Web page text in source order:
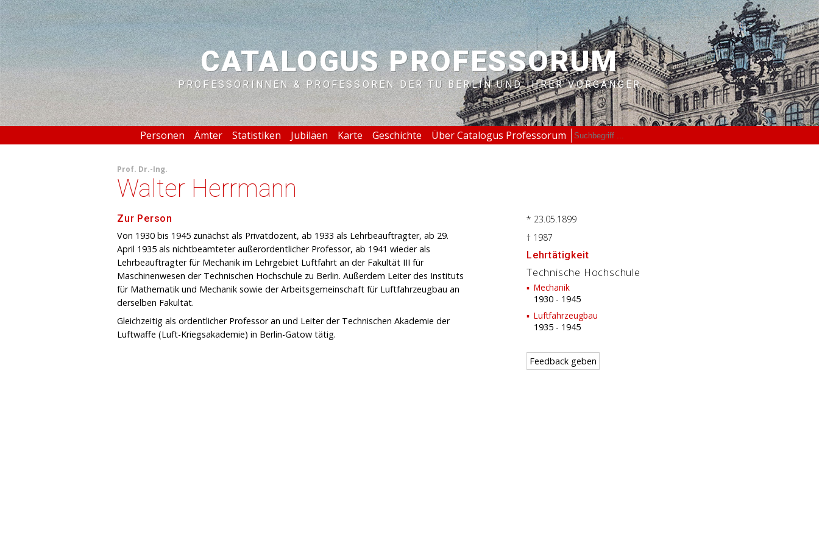
CATALOGUS PROFESSORUM
PROFESSORINNEN & PROFESSOREN DER TU BERLIN UND IHRER VORGÄNGER
Personen Ämter Statistiken Jubiläen Karte Geschichte Über Catalogus Professorum
Prof. Dr.-Ing.
Walter Herrmann
Zur Person
Von 1930 bis 1945 zunächst als Privatdozent, ab 1933 als Lehrbeauftragter, ab 29.
April 1935 als nichtbeamteter außerordentlicher Professor, ab 1941 wieder als
Lehrbeauftragter für Mechanik im Lehrgebiet Luftfahrt an der Fakultät III für
Maschinenwesen der Technischen Hochschule zu Berlin. Außerdem Leiter des Instituts
für Mathematik und Mechanik sowie der Arbeitsgemeinschaft für Luftfahrzeugbau an
derselben Fakultät.
Gleichzeitig als ordentlicher Professor an und Leiter der Technischen Akademie der
Luftwaffe (Luft-Kriegsakademie) in Berlin-Gatow tätig.
* 23.05.1899
† 1987
Lehrtätigkeit
Technische Hochschule
Mechanik
1930 - 1945
Luftfahrzeugbau
1935 - 1945
Feedback geben